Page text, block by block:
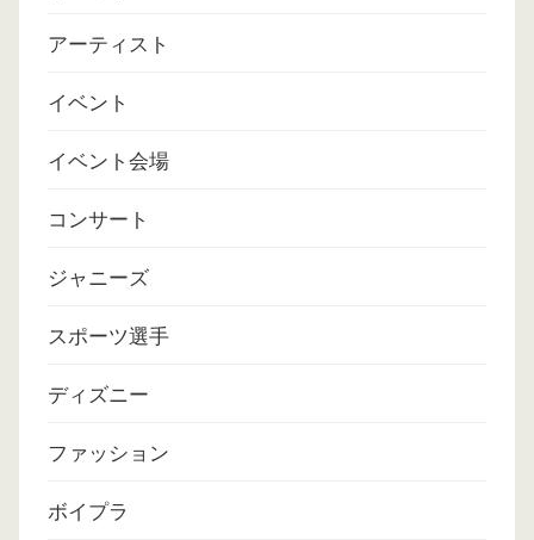
アーティスト
イベント
イベント会場
コンサート
ジャニーズ
スポーツ選手
ディズニー
ファッション
ボイプラ